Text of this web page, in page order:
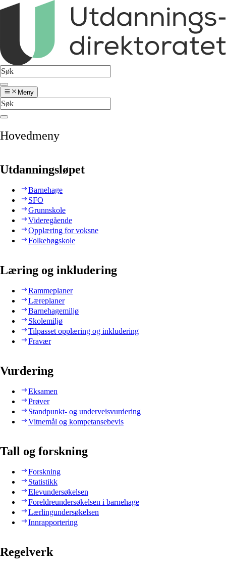
Meny
Hovedmeny
Utdanningsløpet
Barnehage
SFO
Grunnskole
Videregående
Opplæring for voksne
Folkehøgskole
Læring og inkludering
Rammeplaner
Læreplaner
Barnehagemiljø
Skolemiljø
Tilpasset opplæring og inkludering
Fravær
Vurdering
Eksamen
Prøver
Standpunkt- og underveisvurdering
Vitnemål og kompetansebevis
Tall og forskning
Forskning
Statistikk
Elevundersøkelsen
Foreldreundersøkelsen i barnehage
Lærlingundersøkelsen
Innrapportering
Regelverk